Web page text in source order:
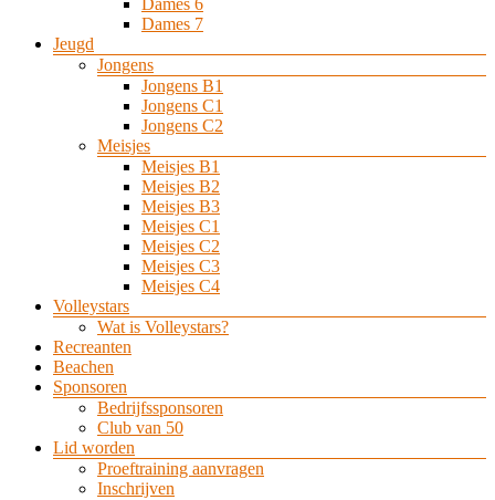
Dames 6
Dames 7
Jeugd
Jongens
Jongens B1
Jongens C1
Jongens C2
Meisjes
Meisjes B1
Meisjes B2
Meisjes B3
Meisjes C1
Meisjes C2
Meisjes C3
Meisjes C4
Volleystars
Wat is Volleystars?
Recreanten
Beachen
Sponsoren
Bedrijfssponsoren
Club van 50
Lid worden
Proeftraining aanvragen
Inschrijven